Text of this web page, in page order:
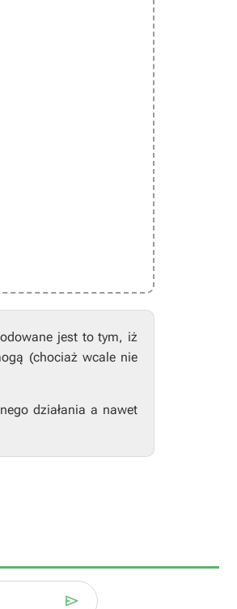
jest to tym, iż
(chociaż wcale nie
działania a nawet
